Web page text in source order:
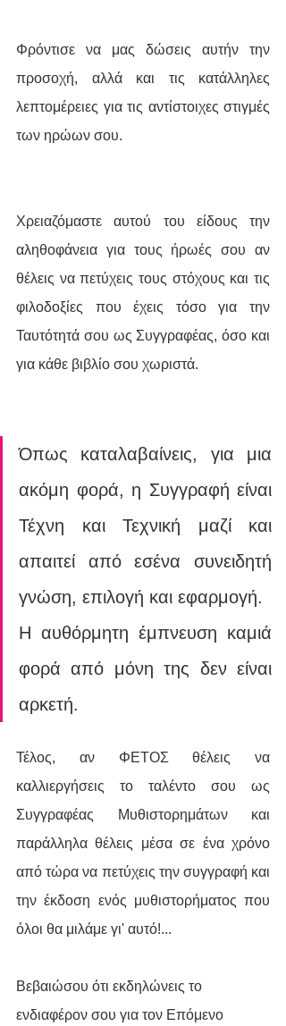
Φρόντισε να μας δώσεις αυτήν την
προσοχή, αλλά και τις κατάλληλες
λεπτομέρειες για τις αντίστοιχες στιγμές
των ηρώων σου.
Χρειαζόμαστε αυτού του είδους την
αληθοφάνεια για τους ήρωές σου αν
θέλεις να πετύχεις τους στόχους και τις
φιλοδοξίες που έχεις τόσο για την
Ταυτότητά σου ως Συγγραφέας, όσο και
για κάθε βιβλίο σου χωριστά.
Όπως καταλαβαίνεις, για μια
ακόμη φορά, η Συγγραφή είναι
Τέχνη και Τεχνική μαζί και
απαιτεί από εσένα συνειδητή
γνώση, επιλογή και εφαρμογή.
Η αυθόρμητη έμπνευση καμιά
φορά από μόνη της δεν είναι
αρκετή.
Τέλος, αν ΦΕΤΟΣ θέλεις να
καλλιεργήσεις το ταλέντο σου ως
Συγγραφέας Μυθιστορημάτων και
παράλληλα θέλεις μέσα σε ένα χρόνο
από τώρα να πετύχεις την συγγραφή και
την έκδοση ενός μυθιστορήματος που
όλοι θα μιλάμε γι' αυτό!...
Βεβαιώσου ότι εκδηλώνεις το
ενδιαφέρον σου για τον Επόμενο